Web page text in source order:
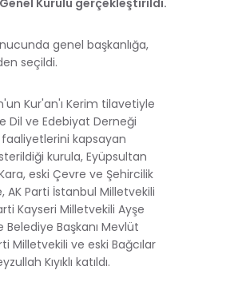
genel başkanlığa,
seçildi.
Kur'an'ı Kerim tilavetiyle
Dil ve Edebiyat Derneği
kapsayan
kurula, Eyüpsultan
eski Çevre ve Şehircilik
AK Parti İstanbul Milletvekili
Kayseri Milletvekili Ayşe
Belediye Başkanı Mevlüt
Milletvekili ve eski Bağcılar
Kıyıklı katıldı.